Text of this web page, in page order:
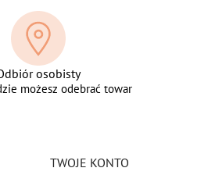
osobisty
możesz odebrać towar
TWOJE KONTO